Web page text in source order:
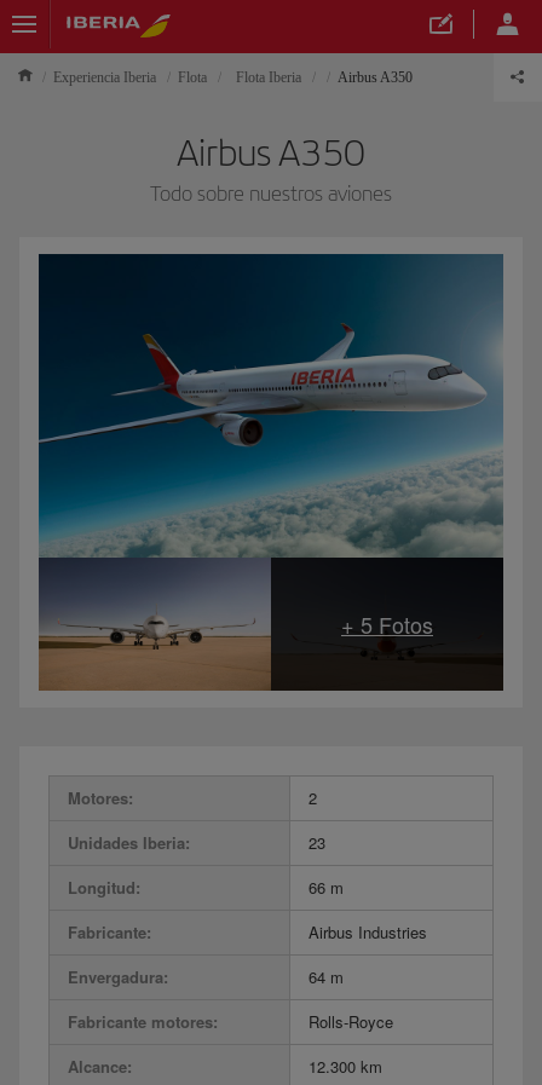
Experiencia Iberia Flota Flota Iberia Airbus A350
Airbus A350
Todo sobre nuestros aviones
Motores:
2
Unidades Iberia:
23
Longitud:
66 m
Fabricante:
Airbus Industries
Envergadura:
64 m
Fabricante motores:
Rolls-Royce
Alcance:
12.300 km